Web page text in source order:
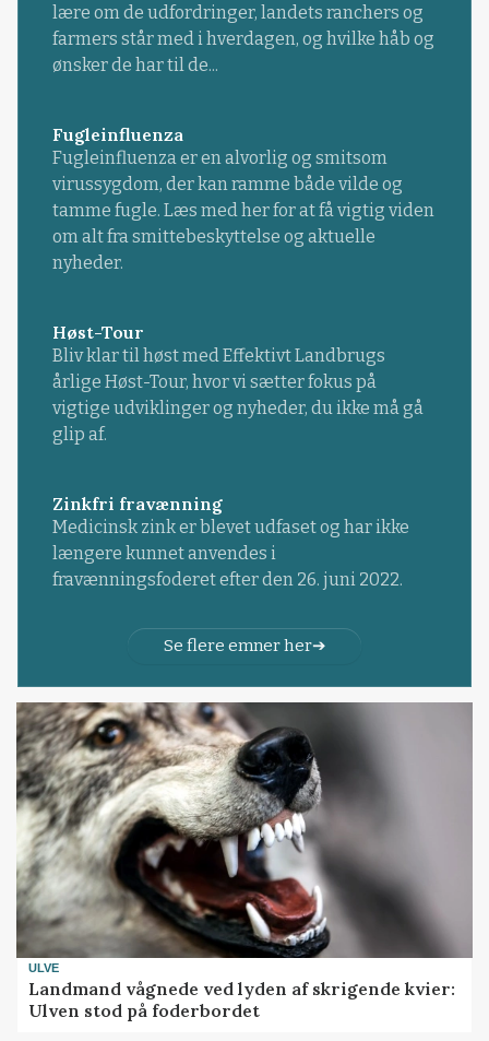
lære om de udfordringer, landets ranchers og
farmers står med i hverdagen, og hvilke håb og
ønsker de har til de...
Fugleinfluenza
Fugleinfluenza er en alvorlig og smitsom
virussygdom, der kan ramme både vilde og
tamme fugle. Læs med her for at få vigtig viden
om alt fra smittebeskyttelse og aktuelle
nyheder.
Høst-Tour
Bliv klar til høst med Effektivt Landbrugs
årlige Høst-Tour, hvor vi sætter fokus på
vigtige udviklinger og nyheder, du ikke må gå
glip af.
Zinkfri fravænning
Medicinsk zink er blevet udfaset og har ikke
længere kunnet anvendes i
fravænningsfoderet efter den 26. juni 2022.
Se flere emner her
ULVE
Landmand vågnede ved lyden af skrigende kvier:
Ulven stod på foderbordet